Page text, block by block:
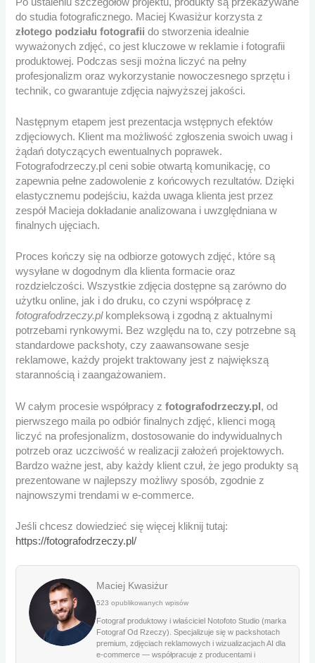
do studia fotograficznego. Maciej Kwasiżur korzysta z
złotego podziału fotografii do stworzenia idealnie
wyważonych zdjęć, co jest kluczowe w reklamie i fotografii
produktowej. Podczas sesji można liczyć na pełny
profesjonalizm oraz wykorzystanie nowoczesnego sprzętu i
technik, co gwarantuje zdjęcia najwyższej jakości.
Następnym etapem jest prezentacja wstępnych efektów
zdjęciowych. Klient ma możliwość zgłoszenia swoich uwag i
żądań dotyczących ewentualnych poprawek.
Fotografodrzeczy.pl ceni sobie otwartą komunikację, co
zapewnia pełne zadowolenie z końcowych rezultatów. Dzięki
elastycznemu podejściu, każda uwaga klienta jest przez
zespół Macieja dokładanie analizowana i uwzględniana w
finalnych ujęciach.
Proces kończy się na odbiorze gotowych zdjęć, które są
wysyłane w dogodnym dla klienta formacie oraz
rozdzielczości. Wszystkie zdjęcia dostępne są zarówno do
użytku online, jak i do druku, co czyni współpracę z
fotografodrzeczy.plkompleksową i zgodną z aktualnymi
potrzebami rynkowymi. Bez względu na to, czy potrzebne są
standardowe packshoty, czy zaawansowane sesje
reklamowe, każdy projekt traktowany jest z największą
starannością i zaangażowaniem.
W całym procesie współpracy zfotografodrzeczy.pl , od
pierwszego maila po odbiór finalnych zdjęć, klienci mogą
liczyć na profesjonalizm, dostosowanie do indywidualnych
potrzeb oraz uczciwość w realizacji założeń projektowych.
Bardzo ważne jest, aby każdy klient czuł, że jego produkty są
prezentowane w najlepszy możliwy sposób, zgodnie z
najnowszymi trendami w e-commerce.
Jeśli chcesz dowiedzieć się więcej kliknij tutaj:
https://fotografodrzeczy.pl/
Maciej Kwasiżur
523 opublikowanych wpisów
Fotograf produktowy i właściciel Notofoto Studio (marka
Fotograf Od Rzeczy). Specjalizuje się w packshotach
premium, zdjęciach reklamowych i wizualizacjach AI dla
e-commerce — współpracuje z producentami i